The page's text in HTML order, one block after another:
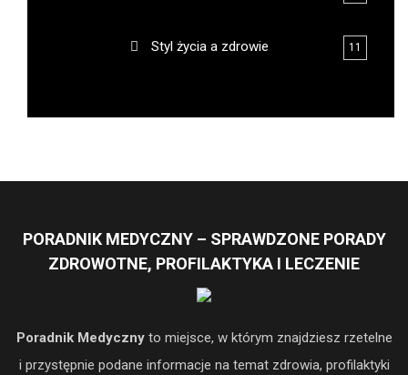
Styl życia a zdrowie 11
PORADNIK MEDYCZNY – SPRAWDZONE PORADY
ZDROWOTNE, PROFILAKTYKA I LECZENIE
Poradnik Medycznyto miejsce, w którym znajdziesz rzetelne
i przystępnie podane informacje na temat zdrowia, profilaktyki